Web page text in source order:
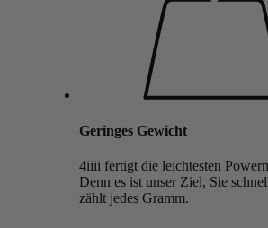
Geringes Gewicht
4iiii fertigt die leichtesten
Denn es ist unser Ziel, Sie
zählt jedes Gramm.